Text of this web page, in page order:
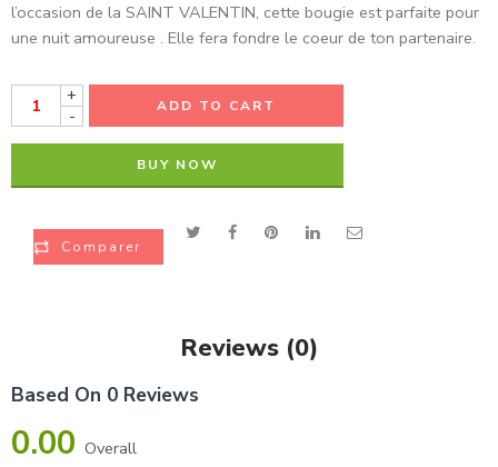
l’occasion de la SAINT VALENTIN, cette bougie est parfaite pour
une nuit amoureuse . Elle fera fondre le coeur de ton partenaire.
+
-
ADD TO CART
BUY NOW
Comparer
Reviews (0)
Based On 0 Reviews
0.00 Overall